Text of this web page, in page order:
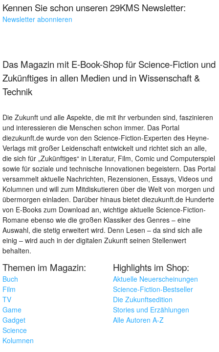
Kennen Sie schon unseren 29KMS Newsletter:
Newsletter abonnieren
Das Magazin mit E-Book-Shop für Science-Fiction und
Zukünftiges in allen Medien und in Wissenschaft &
Technik
Die Zukunft und alle Aspekte, die mit ihr verbunden sind, faszinieren
und interessieren die Menschen schon immer. Das Portal
diezukunft.de wurde von den Science-Fiction-Experten des Heyne-
Verlags mit großer Leidenschaft entwickelt und richtet sich an alle,
die sich für „Zukünftiges“ in Literatur, Film, Comic und Computerspiel
sowie für soziale und technische Innovationen begeistern. Das Portal
versammelt aktuelle Nachrichten, Rezensionen, Essays, Videos und
Kolumnen und will zum Mitdiskutieren über die Welt von morgen und
übermorgen einladen. Darüber hinaus bietet diezukunft.de Hunderte
von E-Books zum Download an, wichtige aktuelle Science-Fiction-
Romane ebenso wie die großen Klassiker des Genres – eine
Auswahl, die stetig erweitert wird. Denn Lesen – da sind sich alle
einig – wird auch in der digitalen Zukunft seinen Stellenwert
behalten.
Themen im Magazin:
Buch
Film
TV
Game
Gadget
Science
Kolumnen
Highlights im Shop:
Aktuelle Neuerscheinungen
Science-Fiction-Bestseller
Die Zukunftsedition
Stories und Erzählungen
Alle Autoren A-Z